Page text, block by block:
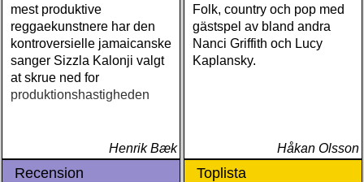
mest produktive
reggaekunstnere har den
kontroversielle jamaicanske
sanger Sizzla Kalonji valgt
at skrue ned for
produktionshastigheden
Henrik Bæk
Folk, country och pop med
gästspel av bland andra
Nanci Griffith och Lucy
Kaplansky.
Håkan Olsson
Recension Toplista